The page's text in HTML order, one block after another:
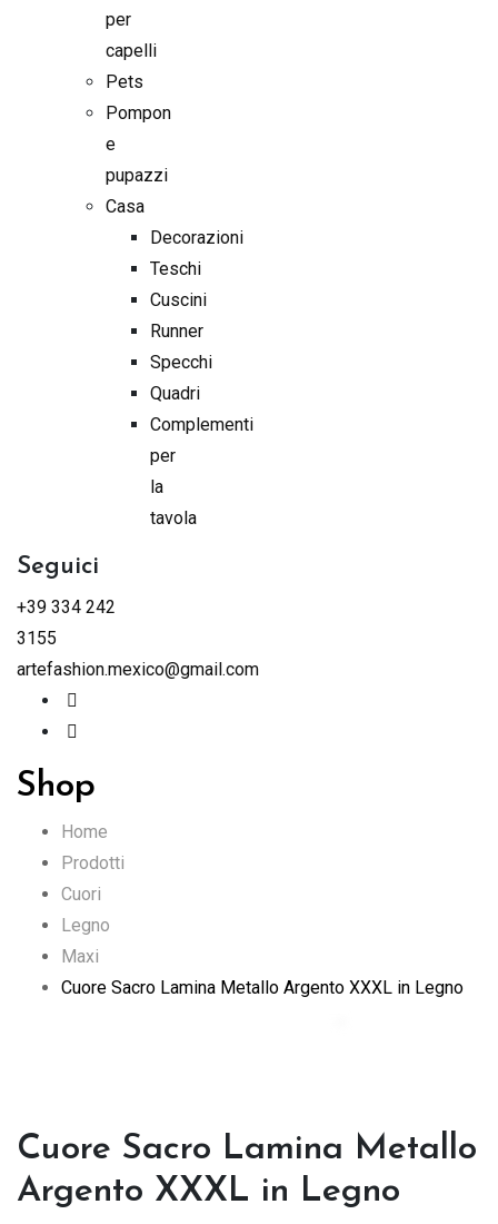
per
capelli
Pets
Pompon
e
pupazzi
Casa
Decorazioni
Teschi
Cuscini
Runner
Specchi
Quadri
Complementi
per
la
tavola
Seguici
+39 334 242
3155
artefashion.mexico@gmail.com
Shop
Home
Prodotti
Cuori
Legno
Maxi
Cuore Sacro Lamina Metallo Argento XXXL in Legno
Cuore Sacro Lamina Metallo
Argento XXXL in Legno